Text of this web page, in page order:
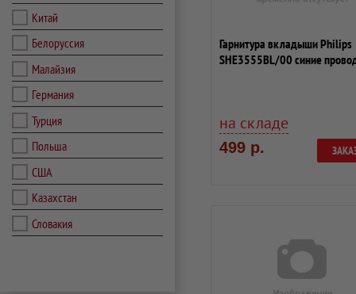
Китай
Белоруссия
Малайзия
Германия
Турция
Польша
США
Казахстан
Словакия
Гарнитура вкладыши Philips
SHE3555BL/00 синие
на складе
499 р.